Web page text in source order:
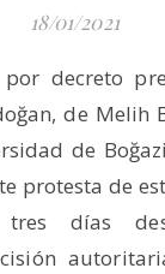
18/01/2021
decreto
de Melih
de
protesta de
días